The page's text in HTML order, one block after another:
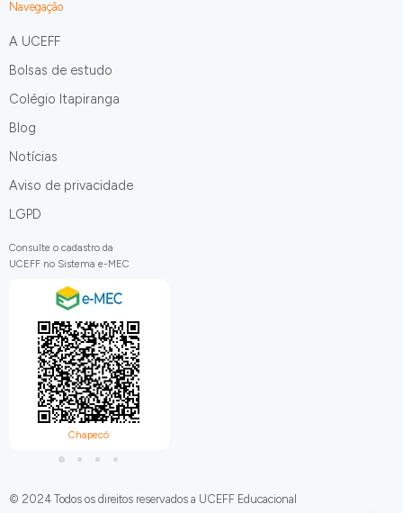
Navegação
A UCEFF
Bolsas de estudo
Colégio Itapiranga
Blog
Notícias
Aviso de privacidade
LGPD
Consulte o cadastro da
UCEFF no Sistema e-MEC
Chapecó
© 2024 Todos os direitos reservados a UCEFF Educacional